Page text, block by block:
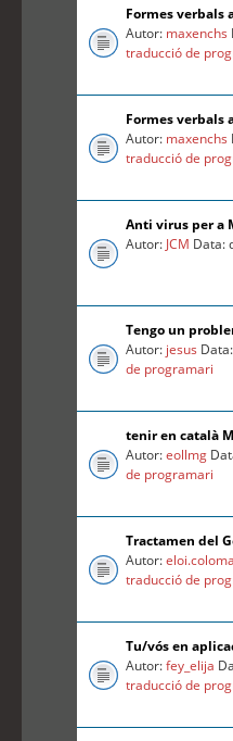
Formes verbals
Autor: maxenchs
traducció de
Formes verbals
Autor: maxenchs
traducció de
Anti virus per a
Autor: JCM Data:
Tengo un
Autor: jesus
de programari
tenir en català
Autor:eollmg
de programari
Tractamen del
Autor:eloi.coloma
traducció de
Tu/vós en
Autor:fey_elija
traducció de